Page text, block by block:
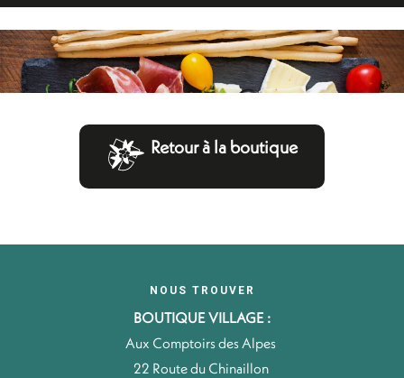
Retour à la boutique
NOUS TROUVER
BOUTIQUE VILLAGE :
Aux Comptoirs des Alpes
22 Route du Chinaillon